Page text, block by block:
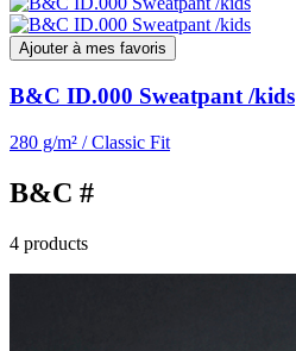
Ajouter à mes favoris
B&C ID.000 Sweatpant /kids
280 g/m² / Classic Fit
B&C #
4 products